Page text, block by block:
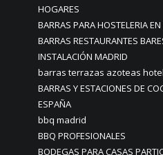
HOGARES
BARRAS PARA HOSTELERIA
BARRAS RESTAURANTES
INSTALACIÓN MADRID
barras terrazas azoteas
BARRAS Y ESTACIONES DE
ESPAÑA
bbq madrid
BBQ PROFESIONALES
BODEGAS PARA CASAS